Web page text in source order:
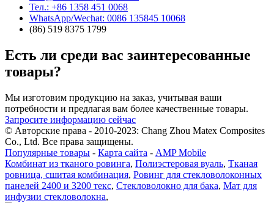
Тел.: +86 1358 451 0068
WhatsApp/Wechat: 0086 135845 10068
(86) 519 8375 1799
Есть ли среди вас заинтересованные
товары?
Мы изготовим продукцию на заказ, учитывая ваши
потребности и предлагая вам более качественные товары.
Запросите информацию сейчас
© Авторские права - 2010-2023: Chang Zhou Matex Composites
Co., Ltd. Все права защищены.
Популярные товары - Карта сайта - AMP Mobile
Комбинат из тканого ровинга, Полиэстеровая вуаль, Тканая
ровница, сшитая комбинация, Ровинг для стекловолоконных
панелей 2400 и 3200 текс, Стекловолокно для бака, Мат для
инфузии стекловолокна,